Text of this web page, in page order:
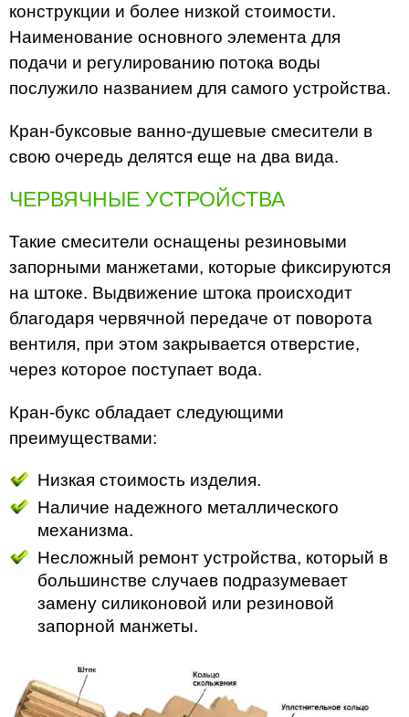
конструкции и более низкой стоимости.
Наименование основного элемента для
подачи и регулированию потока воды
послужило названием для самого устройства.
Кран-буксовые ванно-душевые смесители в
свою очередь делятся еще на два вида.
ЧЕРВЯЧНЫЕ УСТРОЙСТВА
Такие смесители оснащены резиновыми
запорными манжетами, которые фиксируются
на штоке. Выдвижение штока происходит
благодаря червячной передаче от поворота
вентиля, при этом закрывается отверстие,
через которое поступает вода.
Кран-букс обладает следующими
преимуществами:
Низкая стоимость изделия.
Наличие надежного металлического
механизма.
Несложный ремонт устройства, который в
большинстве случаев подразумевает
замену силиконовой или резиновой
запорной манжеты.